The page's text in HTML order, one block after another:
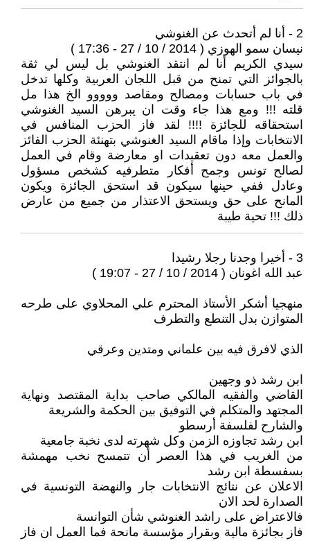
2 - أنا لم أتحدث عن الغنوشي
نيسان سمو الهوزي ( 2014 / 10 / 27 - 17:36 )
سيدي الكريم أنا لم انتقد الغنوشي بل ليس لي ثقة
بالجوائز التي تمنح من قبل اللجان العربية وكلها تدخل
في باب حسابات ومصالح ومقاصد ووووو الخ هذا مل
قلته !!! ومع هذا جاء وقت ان يبرهن السيد الغنوشي
استحقاقه للجائزة !!!! لقد فاز الحزب المنافس في
الانتخابات وإذا ماقام السيد الغنوشي بتهنئة الحزب الفائز
والعمل معه دون تعقيدات او معارضة وقام في العمل
لصالح تونس وجمح أفكار متطرفيه كشخص مسؤول
وعادل ففي حينها سيكون قد استحق الجائزة ويكون
المانح على حق ويستحق الاعتذار من جميع من عارض
ذلك !!! تحية طيبة
3 - أخيرا وجدنا رجلا رشيدا
عبد الله اغونان ( 2014 / 10 / 27 - 19:07 )
منهجيا أشكر الأستاذ المحترم علي المحلاوي على طرحه
المتوازن بدل التنطع والتطرف
الذي لافرق فيه بين علماني ومتدين وعرقي
ابن رشد ذو وجهين
القاضي والفقيه المالكي صاحب بداية المقتصد ونهاية
المجتهد والمتكلم في التوفيق بين الحكمة والشريعة
والشارح لفلسفة أرسطو
ابن رشد تجاوزه الزمن وكل شهرته لدى نخبة جامعية
من الغريب في هذا العصر أن تتمسح نخب مهمشة
بسفسطة ابن رشد
الاعلان عن نتائج الانتخابات جار والنهضة التونسية في
الصدارة لحد الان
فالاعتراض على راشد الغنوشي شأن التوانسة
فاز بجائزة مالية وبقرار مؤسسة مانحة فما العمل ان فاز